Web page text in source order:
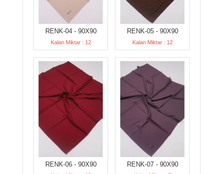
RENK-04 - 90X90
Kalan Miktar : 12
RENK-05 - 90X90
Kalan Miktar : 12
RENK-06 - 90X90 RENK-07 - 90X90